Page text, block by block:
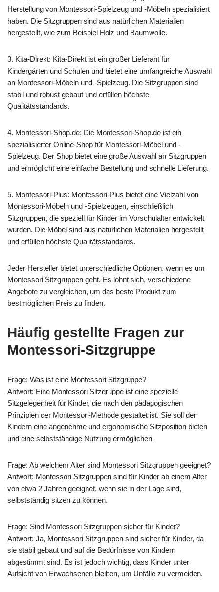
Herstellung von Montessori-Spielzeug und -Möbeln spezialisiert
haben. Die Sitzgruppen sind aus natürlichen Materialien
hergestellt, wie zum Beispiel Holz und Baumwolle.
3. Kita-Direkt: Kita-Direkt ist ein großer Lieferant für
Kindergärten und Schulen und bietet eine umfangreiche Auswahl
an Montessori-Möbeln und -Spielzeug. Die Sitzgruppen sind
stabil und robust gebaut und erfüllen höchste
Qualitätsstandards.
4. Montessori-Shop.de: Die Montessori-Shop.de ist ein
spezialisierter Online-Shop für Montessori-Möbel und -
Spielzeug. Der Shop bietet eine große Auswahl an Sitzgruppen
und ermöglicht eine einfache Bestellung und schnelle Lieferung.
5. Montessori-Plus: Montessori-Plus bietet eine Vielzahl von
Montessori-Möbeln und -Spielzeugen, einschließlich
Sitzgruppen, die speziell für Kinder im Vorschulalter entwickelt
wurden. Die Möbel sind aus natürlichen Materialien hergestellt
und erfüllen höchste Qualitätsstandards.
Jeder Hersteller bietet unterschiedliche Optionen, wenn es um
Montessori Sitzgruppen geht. Es lohnt sich, verschiedene
Angebote zu vergleichen, um das beste Produkt zum
bestmöglichen Preis zu finden.
Häufig gestellte Fragen zur
Montessori-Sitzgruppe
Frage: Was ist eine Montessori Sitzgruppe?
Antwort: Eine Montessori Sitzgruppe ist eine spezielle
Sitzgelegenheit für Kinder, die nach den pädagogischen
Prinzipien der Montessori-Methode gestaltet ist. Sie soll den
Kindern eine angenehme und ergonomische Sitzposition bieten
und eine selbstständige Nutzung ermöglichen.
Frage: Ab welchem Alter sind Montessori Sitzgruppen geeignet?
Antwort: Montessori Sitzgruppen sind für Kinder ab einem Alter
von etwa 2 Jahren geeignet, wenn sie in der Lage sind,
selbstständig sitzen zu können.
Frage: Sind Montessori Sitzgruppen sicher für Kinder?
Antwort: Ja, Montessori Sitzgruppen sind sicher für Kinder, da
sie stabil gebaut und auf die Bedürfnisse von Kindern
abgestimmt sind. Es ist jedoch wichtig, dass Kinder unter
Aufsicht von Erwachsenen bleiben, um Unfälle zu vermeiden.